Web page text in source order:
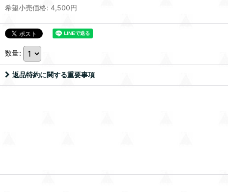
希望小売価格: 4,500円
数量:
返品特約に関する重要事項